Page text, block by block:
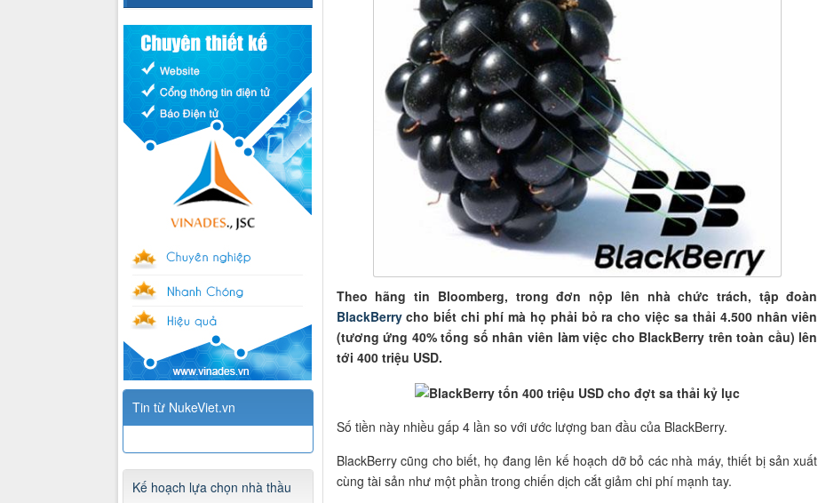
Theo hãng tin Bloomberg, trong đơn nộp lên nhà chức trách, tập đoàn
BlackBerrycho biết chi phí mà họ phải bỏ ra cho việc sa thải 4.500 nhân viên
(tương ứng 40% tổng số nhân viên làm việc cho BlackBerry trên toàn cầu) lên
tới 400 triệu USD.
Số tiền này nhiều gấp 4 lần so với ước lượng ban đầu của BlackBerry.
BlackBerry cũng cho biết, họ đang lên kế hoạch dỡ bỏ các nhà máy, thiết bị sản xuất
cùng tài sản như một phần trong chiến dịch cắt giảm chi phí mạnh tay.
Tin từ NukeViet.vn
Kế hoạch lựa chọn nhà thầu